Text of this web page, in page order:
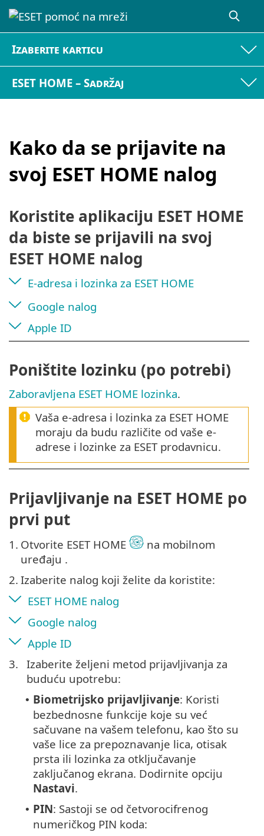
Izaberite karticu
ESET HOME – Sadržaj
Kako da se prijavite na
svoj ESET HOME nalog
Koristite aplikaciju ESET HOME
da biste se prijavili na svoj
ESET HOME nalog
E-adresa i lozinka za ESET HOME
Google nalog
Apple ID
Poništite lozinku (po potrebi)
Zaboravljena ESET HOME lozinka.
Vaša e-adresa i lozinka za ESET HOME
moraju da budu različite od vaše e-
adrese i lozinke za ESET prodavnicu.
Prijavljivanje na ESET HOME po
prvi put
1. Otvorite ESET HOME
na mobilnom
uređaju .
2. Izaberite nalog koji želite da koristite:
ESET HOME nalog
Google nalog
Apple ID
3. Izaberite željeni metod prijavljivanja za
buduću upotrebu:
• Biometrijsko prijavljivanje: Koristi
bezbednosne funkcije koje su već
sačuvane na vašem telefonu, kao što su
vaše lice za prepoznavanje lica, otisak
prsta ili lozinka za otključavanje
zaključanog ekrana. Dodirnite opciju
Nastavi.
• PIN: Sastoji se od četvorocifrenog
numeričkog PIN koda: